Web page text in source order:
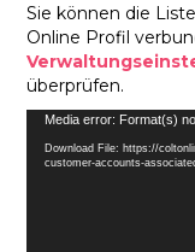
Sie können die
Online Profil
überprüfen.
Video
Player
Media error: Format(s)
Download File: https://
customer-accounts-